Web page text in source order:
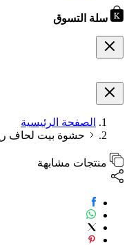
سلة التسوق
الصفحة الرئيسية
حشوة بيت لحاف ريش
منتجات مشابهة